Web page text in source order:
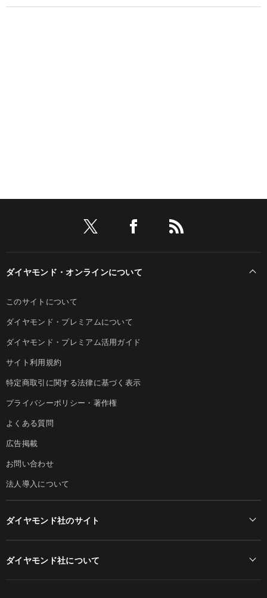
ダイヤモンド・オンラインについて
このサイトについて
ダイヤモンド・プレミアムについて
ダイヤモンド・プレミアム活用ガイド
サイト利用規約
特定商取引に関する法律に基づく表示
プライバシーポリシー・著作権
よくある質問
広告掲載
お問い合わせ
法人導入について
ダイヤモンド社のサイト
ダイヤモンド社について